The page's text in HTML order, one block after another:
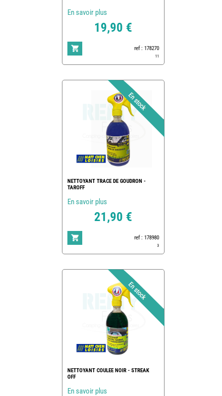
En savoir plus
19,90 €
ref : 178270
11
NETTOYANT TRACE DE GOUDRON -
TAROFF
En savoir plus
21,90 €
ref : 178980
3
NETTOYANT COULEE NOIR - STREAK
OFF
En savoir plus